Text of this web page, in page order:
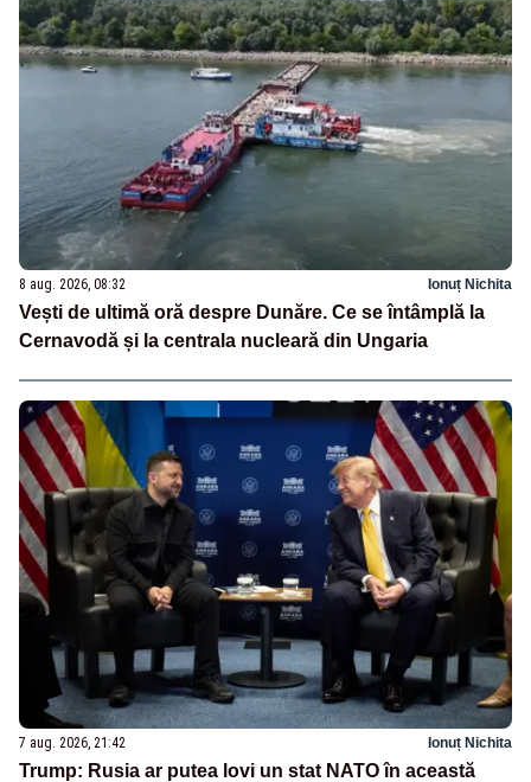
8 aug. 2026, 08:32 Ionuț Nichita
Vești de ultimă oră despre Dunăre. Ce se întâmplă la
Cernavodă și la centrala nucleară din Ungaria
7 aug. 2026, 21:42 Ionuț Nichita
Trump: Rusia ar putea lovi un stat NATO în această